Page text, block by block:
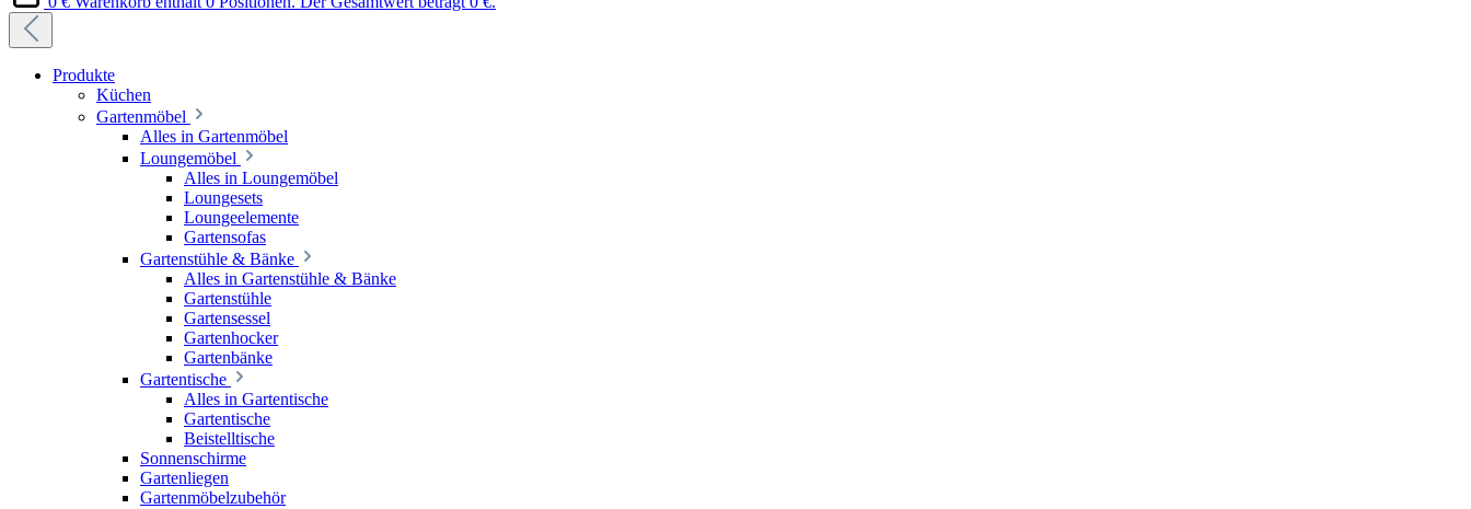
Produkte
Küchen
Gartenmöbel
Alles in Gartenmöbel
Loungemöbel
Alles in Loungemöbel
Loungesets
Loungeelemente
Gartensofas
Gartenstühle & Bänke
Alles in Gartenstühle & Bänke
Gartenstühle
Gartensessel
Gartenhocker
Gartenbänke
Gartentische
Alles in Gartentische
Gartentische
Beistelltische
Sonnenschirme
Gartenliegen
Gartenmöbelzubehör